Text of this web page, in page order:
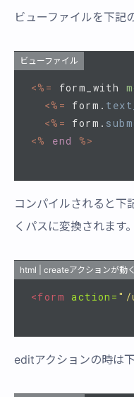
ビューファイルを下記
ビューファイル
<%= form_with
<%=
form .
<%=
form .
<%
end %>
コンパイルされると下
くパスに変換されます。
html | createアクションが動
<form action= "/
editアクションの時は